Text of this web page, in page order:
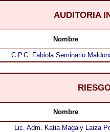
AUDITORIA
Nombre
C.P.C. Fabiola Seminario
Nombre
Lic. Adm. Katia Magaly Laiza